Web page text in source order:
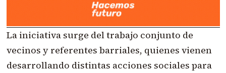
La iniciativa surge del trabajo conjunto de
vecinos y referentes barriales, quienes vienen
desarrollando distintas acciones sociales para